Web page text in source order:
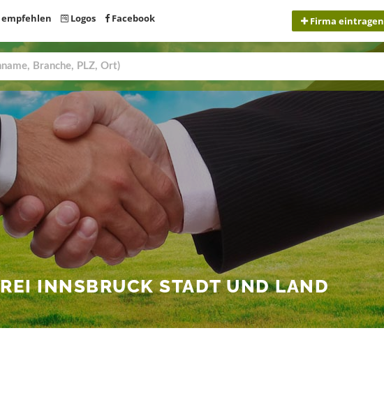
Logos Facebook Firma eintragen
INNSBRUCK STADT UND LAND